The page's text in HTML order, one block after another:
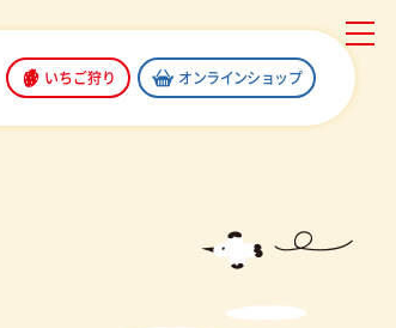
いちご狩り オンラインショップ